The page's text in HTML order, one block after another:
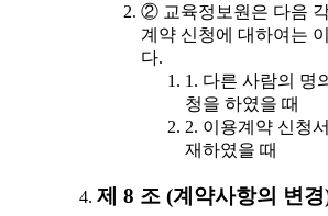
② 교육정보원은 다음
계약 신청에 대하여는
다.
1. 다른 사람의 명
청을 하였을 때
2. 이용계약 신청
재하였을 때
제 8 조 (계약사항의 변